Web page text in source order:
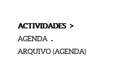
ACTIVIDADES >
AGENDA
ARQUIVO (AGENDA)